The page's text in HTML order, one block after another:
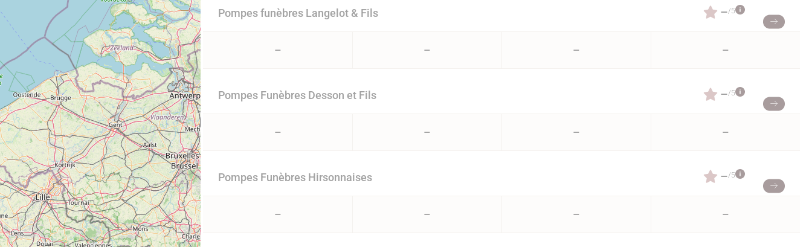
Pompes funèbres Langelot & Fils –/5
– – – –
Pompes Funèbres Desson et Fils –/5
– – – –
Pompes Funèbres Hirsonnaises –/5
– – – –